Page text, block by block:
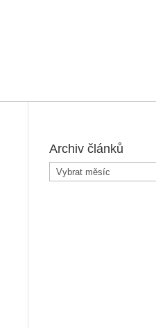
Archiv článků
Archiv
článků